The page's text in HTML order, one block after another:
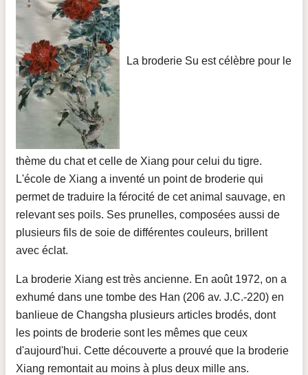
La broderie Su est célèbre pour le
thème du chat et celle de Xiang pour celui du tigre.
L'école de Xiang a inventé un point de broderie qui
permet de traduire la férocité de cet animal sauvage, en
relevant ses poils. Ses prunelles, composées aussi de
plusieurs fils de soie de différentes couleurs, brillent
avec éclat.
La broderie Xiang est très ancienne. En août 1972, on a
exhumé dans une tombe des Han (206 av. J.C.-220) en
banlieue de Changsha plusieurs articles brodés, dont
les points de broderie sont les mêmes que ceux
d'aujourd'hui. Cette découverte a prouvé que la broderie
Xiang remontait au moins à plus deux mille ans.